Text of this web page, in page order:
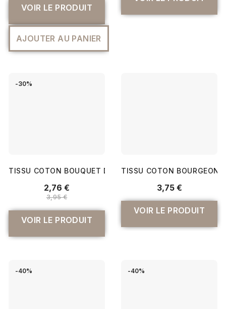
VOIR LE PRODUIT
AJOUTER AU PANIER
-30%
TISSU COTON BOUQUET DE LAVANDE
2,76 €
3,95 €
VOIR LE PRODUIT
TISSU COTON BOURGEONS
3,75 €
VOIR LE PRODUIT
-40% -40%